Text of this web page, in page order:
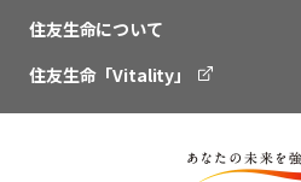
住友生命について
住友生命「Vitality」